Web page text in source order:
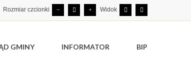
Rozmiar czcionki Widok
GMINY INFORMATOR BIP